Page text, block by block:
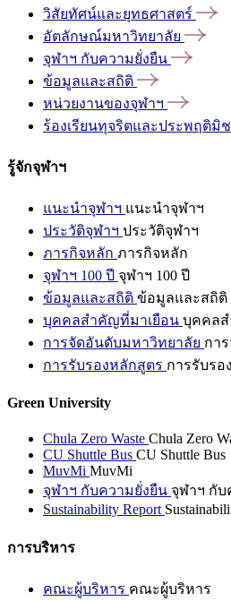
วิสัยทัศน์และยุทธศาสตร์
อัตลักษณ์มหาวิทยาลัย
จุฬาฯ กับความยั่งยืน
ข้อมูลและสถิติ
หน่วยงานของจุฬาฯ
ร้องเรียนทุจริตและประพฤติมิ
รู้จักจุฬาฯ
แนะนำจุฬาฯ แนะนำจุฬาฯ
ประวัติจุฬาฯ ประวัติจุฬาฯ
ภารกิจหลัก ภารกิจหลัก
จุฬาฯ 100 ปี จุฬาฯ 100 ปี
ข้อมูลและสถิติ ข้อมูลและสถิติ
บุคคลสำคัญที่มาเยือน บุคคล
การจัดอันดับมหาวิทยาลัย กา
การรับรองหลักสูตร การรับรอ
Green University
Chula Zero Waste Chula Zero
CU Shuttle Bus CU Shuttle Bus
MuvMi MuvMi
จุฬาฯ กับความยั่งยืน จุฬาฯ กับ
Sustainability Report
การบริหาร
คณะผู้บริหาร คณะผู้บริหาร